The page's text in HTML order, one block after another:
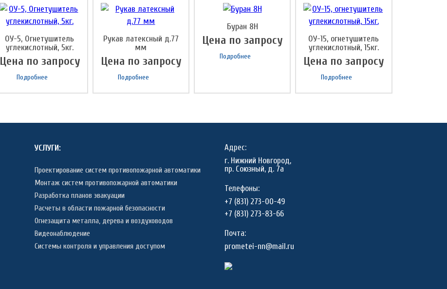
ОУ-5, Огнетушитель
углекислотный, 5кг.
Цена по запросу
Подробнее
Рукав латексный д.77
мм
Цена по запросу
Подробнее
Буран 8Н
Цена по запросу
Подробнее
ОУ-15, огнетушитель
углекислотный, 15кг.
Цена по запросу
Подробнее
УСЛУГИ:
Проектирование систем противопожарной автоматики
Монтаж систем противопожарной автоматики
Разработка планов эвакуации
Расчеты в области пожарной безопасности
Огнезащита металла, дерева и воздуховодов
Видеонаблюдение
Системы контроля и управления доступом
Адрес:
г. Нижний Новгород,
пр. Союзный, д. 7а
Телефоны:
+7 (831) 273-00-49
+7 (831) 273-83-66
Почта:
prometei-nn@mail.ru